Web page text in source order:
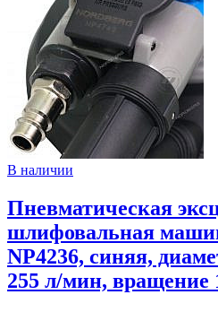
В наличии
Пневматическая
шлифовальная
NP4236, синяя,
255 л/мин, вращение